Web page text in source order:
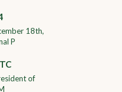
18th,
P
of